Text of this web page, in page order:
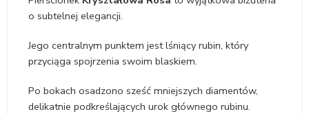
o subtelnej elegancji.
Jego centralnym punktem jest lśniący rubin, który
przyciąga spojrzenia swoim blaskiem.
Po bokach osadzono sześć mniejszych diamentów,
delikatnie podkreślających urok głównego rubinu.